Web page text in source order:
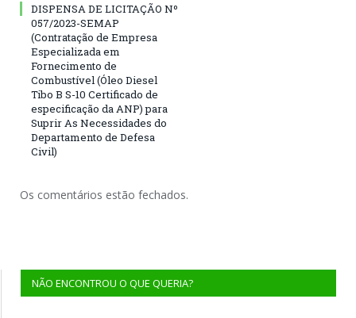
DISPENSA DE LICITAÇÃO Nº
057/2023-SEMAP
(Contratação de Empresa
Especializada em
Fornecimento de
Combustível (Óleo Diesel
Tibo B S-10 Certificado de
especificação da ANP) para
Suprir As Necessidades do
Departamento de Defesa
Civil)
Os comentários estão fechados.
NÃO ENCONTROU O QUE QUERIA?